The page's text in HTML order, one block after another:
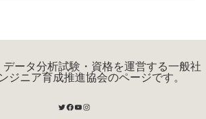
ータ分析試験・資格を運営する一般社
ジニア育成推進協会のページです。
Twitter
Facebook
YouTube
Instagram